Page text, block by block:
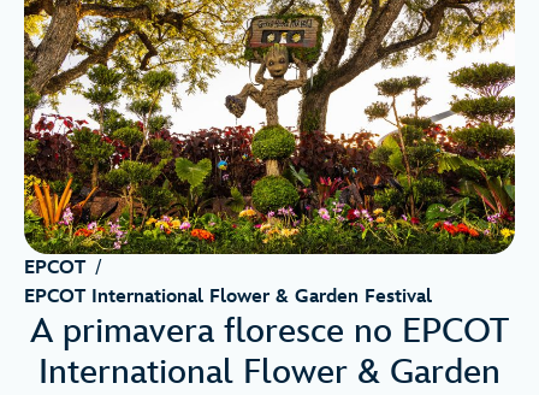
EPCOT /
EPCOT International Flower & Garden Festival
A primavera floresce no EPCOT
International Flower & Garden